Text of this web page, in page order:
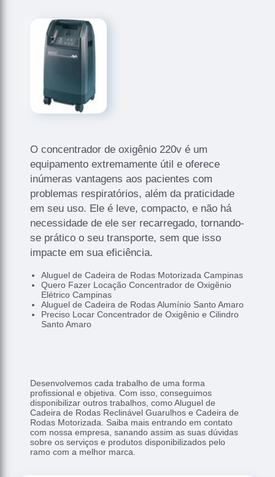
O concentrador de oxigênio 220v é um
equipamento extremamente útil e oferece
inúmeras vantagens aos pacientes com
problemas respiratórios, além da praticidade
em seu uso. Ele é leve, compacto, e não há
necessidade de ele ser recarregado, tornando-
se prático o seu transporte, sem que isso
impacte em sua eficiência.
Aluguel de Cadeira de Rodas Motorizada Campinas
Quero Fazer Locação Concentrador de Oxigênio
Elétrico Campinas
Aluguel de Cadeira de Rodas Alumínio Santo Amaro
Preciso Locar Concentrador de Oxigênio e Cilindro
Santo Amaro
Desenvolvemos cada trabalho de uma forma
profissional e objetiva. Com isso, conseguimos
disponibilizar outros trabalhos, como Aluguel de
Cadeira de Rodas Reclinável Guarulhos e Cadeira de
Rodas Motorizada. Saiba mais entrando em contato
com nossa empresa, sanando assim as suas dúvidas
sobre os serviços e produtos disponibilizados pelo
ramo com a melhor marca.